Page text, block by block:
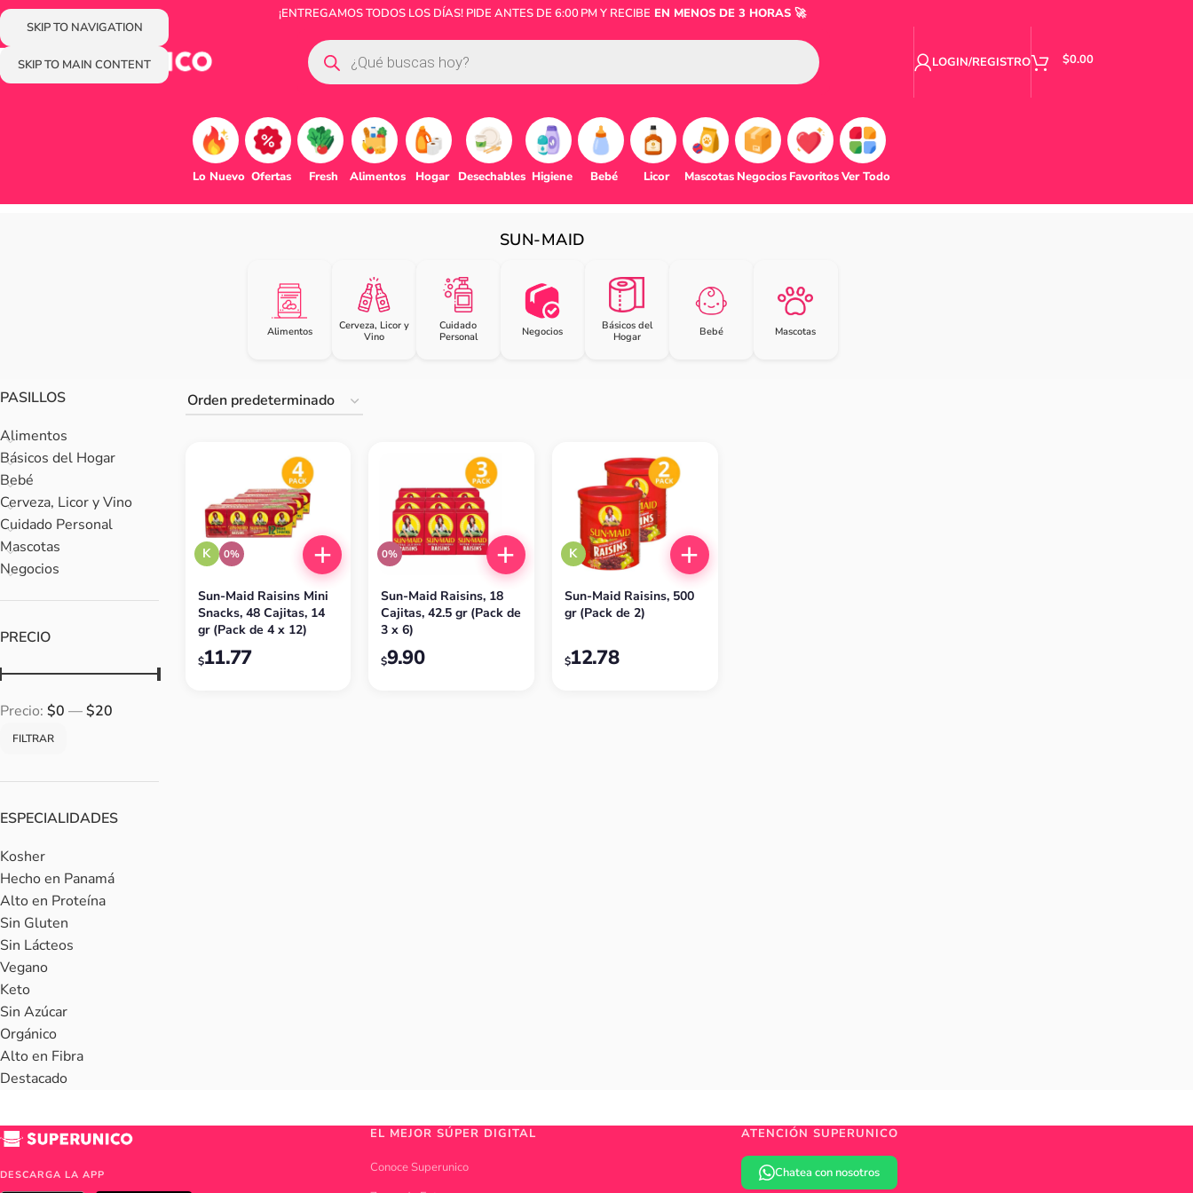
SKIP TO NAVIGATION
SKIP TO MAIN CONTENT
¡ENTREGAMOS TODOS LOS DÍAS! PIDE ANTES DE 6:00 PM Y RECIBE EN MENOS DE 3 HORAS 🚀
LOGIN/REGISTRO $0.00
Lo Nuevo Ofertas Fresh Alimentos Hogar Desechables Higiene Bebé Licor Mascotas Negocios FavoritosVer Todo
SUN-MAID
Alimentos
Cerveza, Licor y
Vino
Cuidado
Personal
Negocios
Básicos del
Hogar
Bebé Mascotas
PASILLOS
Alimentos
Básicos del Hogar
Bebé
Cerveza, Licor y Vino
Cuidado Personal
Mascotas
Negocios
PRECIO
FILTRAR
Precio: $0 —$20
ESPECIALIDADES
Kosher
Hecho en Panamá
Alto en Proteína
Sin Gluten
Sin Lácteos
Vegano
Keto
Sin Azúcar
Orgánico
Alto en Fibra
Destacado
K 0%
Sun-Maid Raisins Mini
Snacks, 48 Cajitas, 14
gr (Pack de 4 x 12)
$11.77
0%
Sun-Maid Raisins, 18
Cajitas, 42.5 gr (Pack de
3 x 6)
$9.90
K
Sun-Maid Raisins, 500
gr (Pack de 2)
$12.78
DESCARGA LA APP
EL MEJOR SÚPER DIGITAL
Conoce Superunico
ATENCIÓN SUPERUNICO
Chatea con nosotros